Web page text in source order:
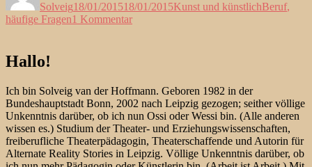
Solveig18/01/201518/01/2015Kunst und künstlichBeruf,
häufige Fragen1 Kommentarzu
Selbstverständnis.
Hallo!
Ich bin Solveig van der Hoffmann. Geboren 1982 in der
Bundeshauptstadt Bonn, 2002 nach Leipzig gezogen; seither völlige
Unkenntnis darüber, ob ich nun Ossi oder Wessi bin. (Alle anderen
wissen es.) Studium der Theater- und Erziehungswissenschaften,
freiberufliche Theaterpädagogin, Theaterschaffende und Autorin für
Alternate Reality Stories in Leipzig. Völlige Unkenntnis darüber, ob